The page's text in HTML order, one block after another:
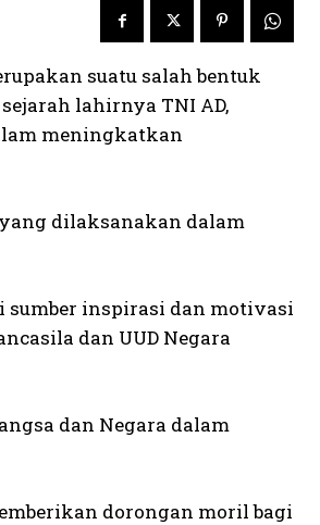
suatu salah bentuk
lahirnya TNI AD,
meningkatkan
yang dilaksanakan dalam
sumber inspirasi dan motivasi
dan UUD Negara
dan Negara dalam
dorongan moril bagi